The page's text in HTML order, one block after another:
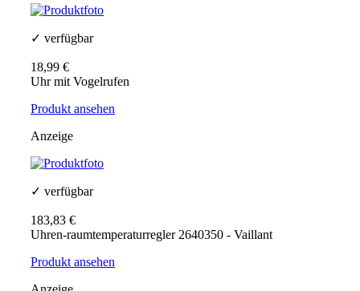
✓ verfügbar
18,99 €
Uhr mit Vogelrufen
Produkt ansehen
Anzeige
✓ verfügbar
183,83 €
Uhren-raumtemperaturregler 2640350 - Vaillant
Produkt ansehen